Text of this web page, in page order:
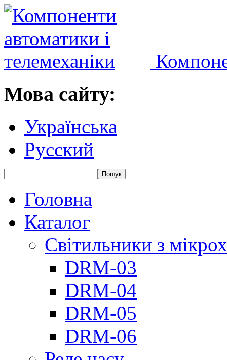
Мова сайту:
Українська
Русский
Головна
Каталог
Світильники з
DRM-03
DRM-04
DRM-05
DRM-06